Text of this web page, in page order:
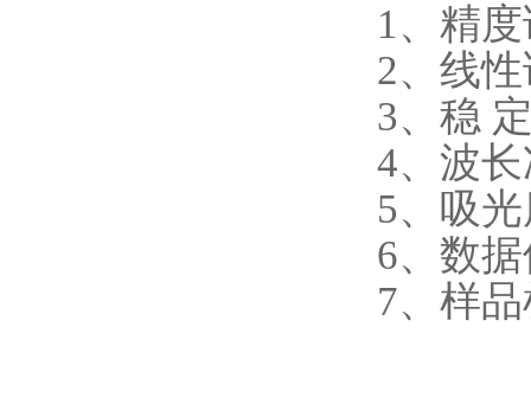
1、精
2、线
3、稳
4、波
5、吸
6、数
7、样